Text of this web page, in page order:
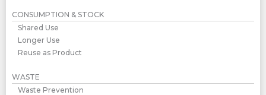
CONSUMPTION & STOCK
Shared Use
Longer Use
Reuse as Product
WASTE
Waste Prevention